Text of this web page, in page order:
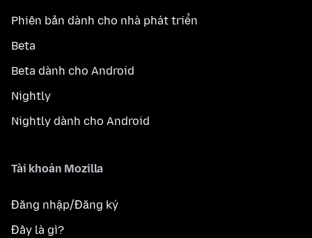
Phiên bản dành cho nhà phát triển
Beta
Beta dành cho Android
Nightly
Nightly dành cho Android
Tài khoản Mozilla
Đăng nhập/Đăng ký
Đây là gì?